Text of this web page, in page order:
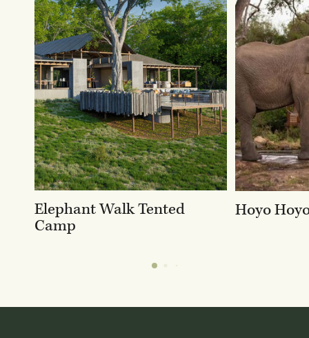
Elephant Walk Tented
Camp
Hoyo